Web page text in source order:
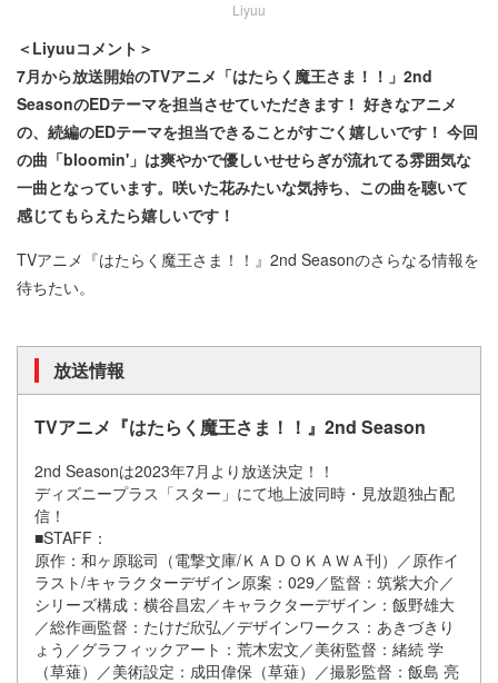
Liyuu
＜Liyuuコメント＞
7月から放送開始のTVアニメ「はたらく魔王さま！！」2nd
SeasonのEDテーマを担当させていただきます！ 好きなアニメ
の、続編のEDテーマを担当できることがすごく嬉しいです！ 今回
の曲「bloomin'」は爽やかで優しいせせらぎが流れてる雰囲気な
一曲となっています。咲いた花みたいな気持ち、この曲を聴いて
感じてもらえたら嬉しいです！
TVアニメ『はたらく魔王さま！！』2nd Seasonのさらなる情報を
待ちたい。
放送情報
TVアニメ『はたらく魔王さま！！』2nd Season
2nd Seasonは2023年7月より放送決定！！
ディズニープラス「スター」にて地上波同時・見放題独占配
信！
■STAFF：
原作：和ヶ原聡司（電撃文庫/ＫＡＤＯＫＡＷＡ刊）／原作イ
ラスト/キャラクターデザイン原案：029／監督：筑紫大介／
シリーズ構成：横谷昌宏／キャラクターデザイン：飯野雄大
／総作画監督：たけだ欣弘／デザインワークス：あきづきり
ょう／グラフィックアート：荒木宏文／美術監督：緒続 学
（草薙）／美術設定：成田偉保（草薙）／撮影監督：飯島 亮